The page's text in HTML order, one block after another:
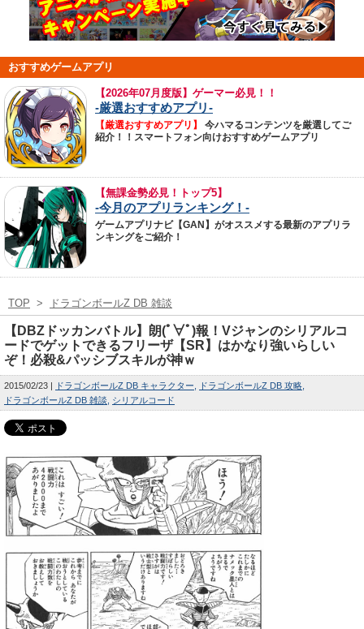
おすすめゲームアプリ
【2026年07月度版】ゲーマー必見！！
-厳選おすすめアプリ-
【厳選おすすめアプリ】
今ハマるコンテンツを厳選してご
紹介！！スマートフォン向けおすすめゲームアプリ
【無課金勢必見！トップ5】
-今月のアプリランキング！-
ゲームアプリナビ【GAN】がオススメする最新のアプリラ
ンキングをご紹介！
TOP > ドラゴンボールZ DB 雑談
【DBZドッカンバトル】朗(ﾟ∀ﾟ)報！Vジャンのシリアルコ
ードでゲットできるフリーザ【SR】はかなり強いらしい
ぞ！必殺&パッシブスキルが神ｗ
2015/02/23 ドラゴンボールZ DB キャラクター
ドラゴンボールZ DB 攻略
ドラゴンボールZ DB 雑談 シリアルコード